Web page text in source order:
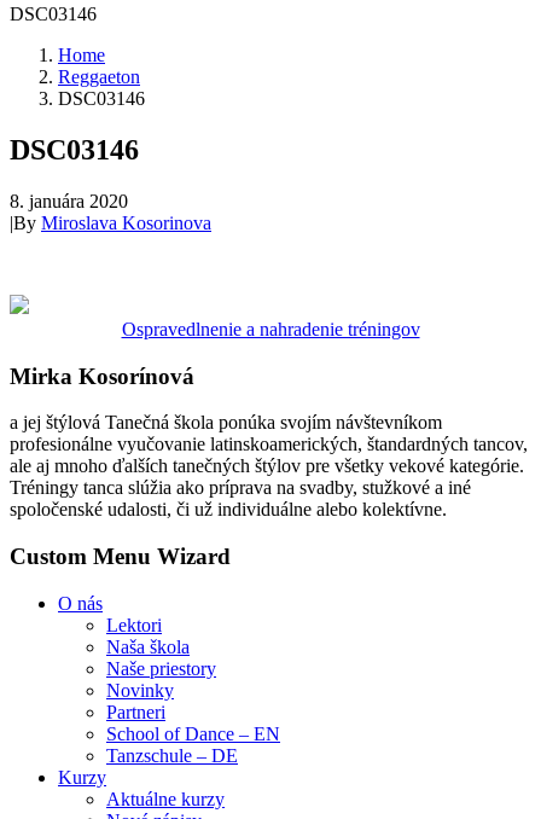
DSC03146
Home
Reggaeton
DSC03146
DSC03146
8. januára 2020
|By Miroslava Kosorinova
Ospravedlnenie a nahradenie tréningov
Mirka Kosorínová
a jej štýlová Tanečná škola ponúka svojím návštevníkom
profesionálne vyučovanie latinskoamerických, štandardných tancov,
ale aj mnoho ďalších tanečných štýlov pre všetky vekové kategórie.
Tréningy tanca slúžia ako príprava na svadby, stužkové a iné
spoločenské udalosti, či už individuálne alebo kolektívne.
Custom Menu Wizard
O nás
Lektori
Naša škola
Naše priestory
Novinky
Partneri
School of Dance – EN
Tanzschule – DE
Kurzy
Aktuálne kurzy